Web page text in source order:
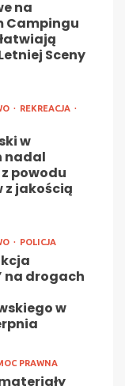
na
Campingu
Sceny
REKREACJA
w
nadal
powodu
z jakością
POLICJA
na drogach
w
PRAWNA